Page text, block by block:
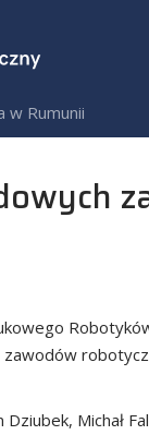
Rumunii
Michał